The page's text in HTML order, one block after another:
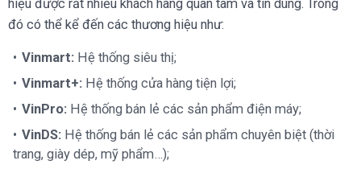
hiệu được rất nhiều khách hàng quan tâm và tin dùng. Trong
đó có thể kể đến các thương hiệu như:
Vinmart: Hệ thống siêu thị;
Vinmart+: Hệ thống cửa hàng tiện lợi;
VinPro: Hệ thống bán lẻ các sản phẩm điện máy;
VinDS: Hệ thống bán lẻ các sản phẩm chuyên biệt (thời
trang, giày dép, mỹ phẩm…);